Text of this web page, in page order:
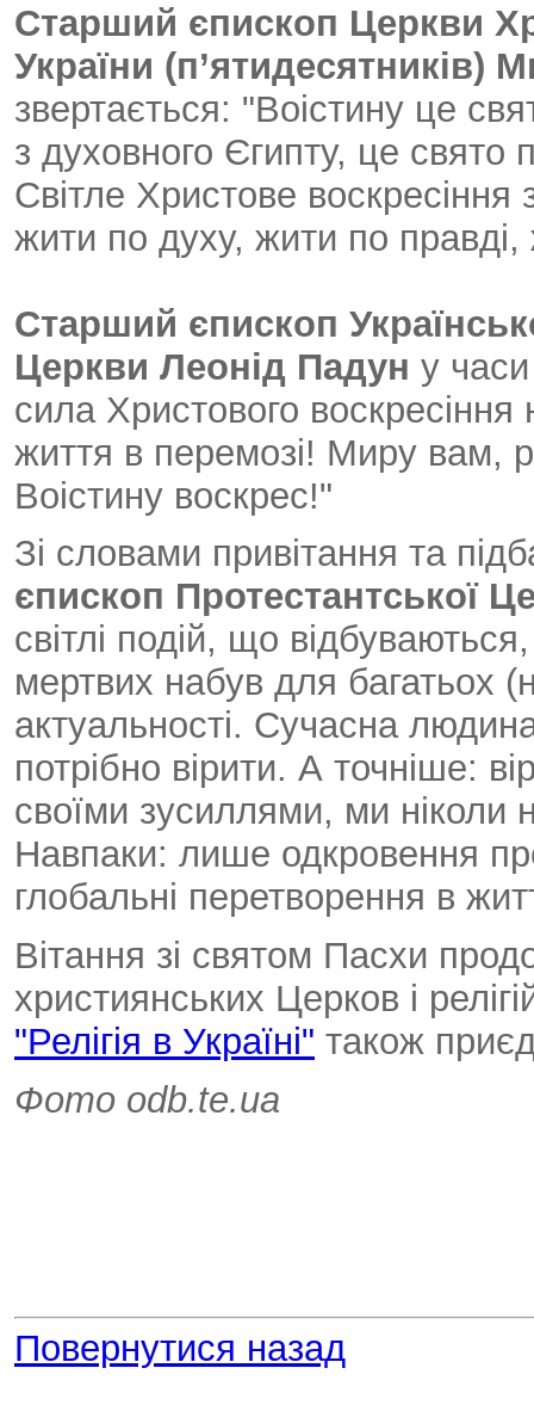
Старший єпископ Церкви
України (п’ятидесятників)
звертається: "Воістину це
з духовного Єгипту, це свято
Світле Христове воскресіння
жити по духу, жити по
Старший єпископ
Церкви Леонід Падун у
сила Христового
життя в перемозі! Миру вам,
Воістину воскрес!"
Зі словами привітання та
єпископ Протестантської
світлі подій, що
мертвих набув для багатьох
актуальності. Сучасна
потрібно вірити. А точніше:
своїми зусиллями, ми ніколи
Навпаки: лише одкровення
глобальні перетворення в
Вітання зі святом Пасхи
християнських Церков і
"Релігія в Україні" також
Фото odb.te.ua
Повернутися назад